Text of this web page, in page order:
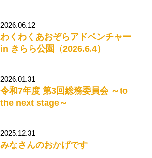
2026.06.12
わくわくあおぞらアドベンチャー
in きらら公園（2026.6.4）
2026.01.31
令和7年度 第3回総務委員会 ～to
the next stage～
2025.12.31
みなさんのおかげです